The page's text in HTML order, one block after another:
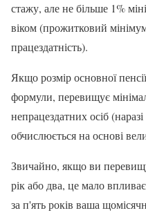
стажу, але не більше 1%
віком (прожитковий
працездатність).
Якщо розмір основної
формули, перевищує
непрацездатних осіб
обчислюється на основі
Звичайно, якщо ви
рік або два, це мало
за п'ять років ваша